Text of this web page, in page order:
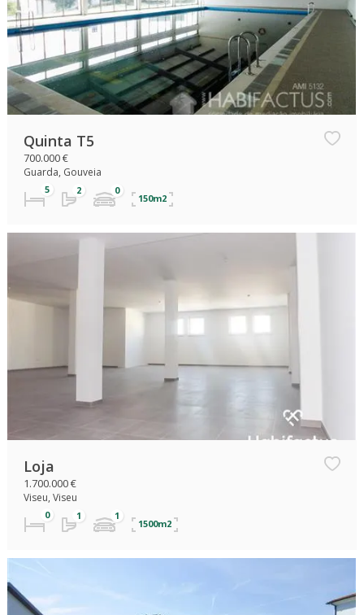
Quinta T5
700.000 €
Guarda, Gouveia
150m2
Loja
1.700.000 €
Viseu, Viseu
1500m2